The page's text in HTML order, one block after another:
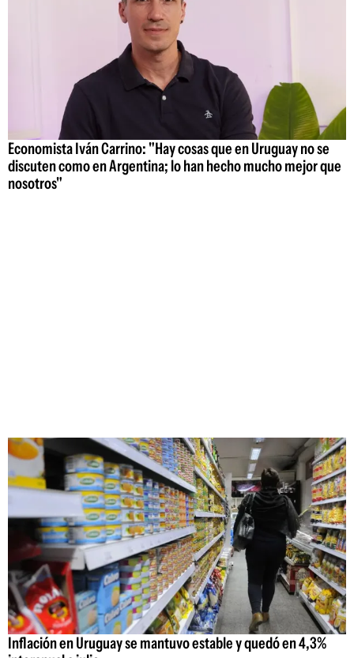
Economista Iván Carrino: "Hay cosas que en Uruguay no se
discuten como en Argentina; lo han hecho mucho mejor que
nosotros"
Inflación en Uruguay se mantuvo estable y quedó en 4,3%